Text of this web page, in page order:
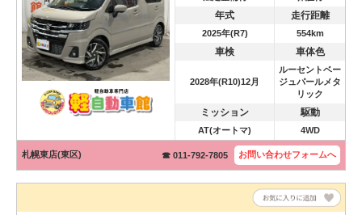
年式 走行距離
2025年(R7) 554km
車検 車体色
2028年(R10)12月
ルーセントベー
ジュパールメタ
リック
ミッション 駆動
AT(オートマ) 4WD
札幌東店(東区) ☎ 011-792-7805 お問い合わせフォームへ